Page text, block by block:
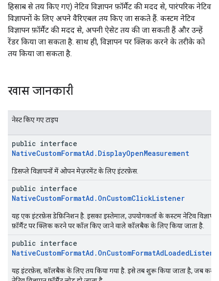
हिसाब से तय किए गए) नेटिव विज्ञापन फ़ॉर्मैट की मदद से, पारंपरिक नेटिव
विज्ञापनों के लिए अपने वैरिएबल तय किए जा सकते हैं. कस्टम नेटिव
विज्ञापन फ़ॉर्मैट की मदद से, अपनी ऐसेट तय की जा सकती हैं और उन्हें
रेंडर किया जा सकता है. साथ ही, विज्ञापन पर क्लिक करने के तरीके को
तय किया जा सकता है.
खास जानकारी
नेस्ट किए गए टाइप
public interface
NativeCustomFormatAd.DisplayOpenMeasurement
डिसप्ले विज्ञापनों में ओपन मेज़रमेंट के लिए इंटरफ़ेस.
public interface
NativeCustomFormatAd.OnCustomClickListener
यह एक इंटरफ़ेस डेफ़िनिशन है. इसका इस्तेमाल, उपयोगकर्ता के कस्टम नेटिव विज्ञापन
फ़ॉर्मैट पर क्लिक करने पर कॉल किए जाने वाले कॉलबैक के लिए किया जाता है.
public interface
यह इंटरफ़ेस, कॉलबैक के लिए तय किया गया है. इसे तब शुरू किया जाता है, जब